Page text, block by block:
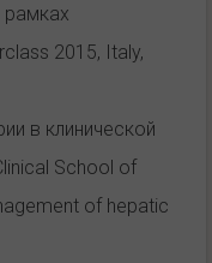
рамках
2015, Italy,
в клинической
School of
of hepatic